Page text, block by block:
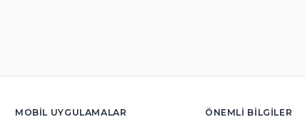
MOBIL UYGULAMALAR ÖNEMLI BILGILER